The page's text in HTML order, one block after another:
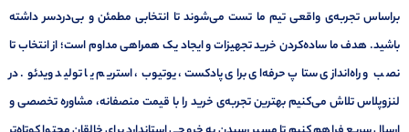
براساس تجربه‌ی واقعی تیم ما تست می‌شوند تا انتخابی مطمئن و بی‌دردسر داشته
باشید. هدف ما ساده‌کردن خرید تجهیزات و ایجاد یک همراهی مداوم است؛ از انتخاب تا
نصب و راه‌اندازی ستاپ حرفه‌ای برای پادکست، یوتیوب، استریم یا تولید ویدئو. در
لنزوپلاس تلاش می‌کنیم بهترین تجربه‌ی خرید را با قیمت منصفانه، مشاوره تخصصی و